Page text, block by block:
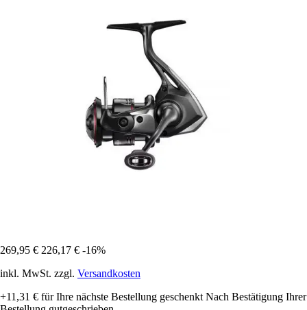
269,95 € 226,17 € -16%
inkl. MwSt. zzgl. Versandkosten
+11,31 € für Ihre nächste Bestellung geschenkt Nach Bestätigung Ihrer